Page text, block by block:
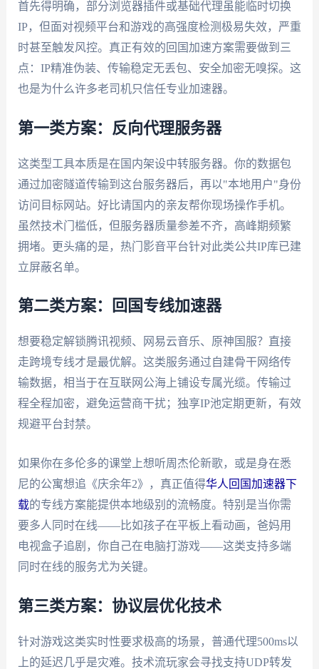
首先得明确，部分浏览器插件或基础代理虽能临时切换
IP，但面对视频平台和游戏的高强度检测极易失效，严重
时甚至触发风控。真正有效的回国加速方案需要做到三
点：IP精准伪装、传输稳定无丢包、安全加密无嗅探。这
也是为什么许多老司机只信任专业加速器。
第一类方案：反向代理服务器
这类型工具本质是在国内架设中转服务器。你的数据包
通过加密隧道传输到这台服务器后，再以"本地用户"身份
访问目标网站。好比请国内的亲友帮你现场操作手机。
虽然技术门槛低，但服务器质量参差不齐，高峰期频繁
拥堵。更头痛的是，热门影音平台针对此类公共IP库已建
立屏蔽名单。
第二类方案：回国专线加速器
想要稳定解锁腾讯视频、网易云音乐、原神国服？直接
走跨境专线才是最优解。这类服务通过自建骨干网络传
输数据，相当于在互联网公海上铺设专属光缆。传输过
程全程加密，避免运营商干扰；独享IP池定期更新，有效
规避平台封禁。
如果你在多伦多的课堂上想听周杰伦新歌，或是身在悉
尼的公寓想追《庆余年2》，真正值得华人回国加速器下
载的专线方案能提供本地级别的流畅度。特别是当你需
要多人同时在线——比如孩子在平板上看动画，爸妈用
电视盒子追剧，你自己在电脑打游戏——这类支持多端
同时在线的服务尤为关键。
第三类方案：协议层优化技术
针对游戏这类实时性要求极高的场景，普通代理500ms以
上的延迟几乎是灾难。技术流玩家会寻找支持UDP转发